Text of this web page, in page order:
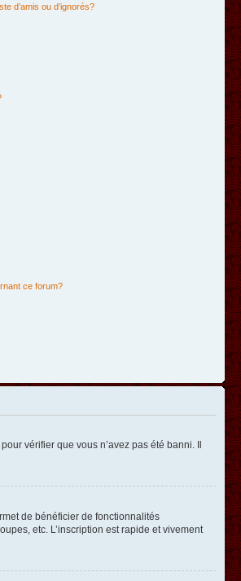
d’amis ou d’ignorés?
ce forum?
vérifier que vous n’avez pas été banni. Il
de bénéficier de fonctionnalités
etc. L’inscription est rapide et vivement